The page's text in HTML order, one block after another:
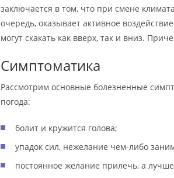
заключается в том, что при смене
очередь, оказывает активное
могут скакать как вверх, так и вниз.
Симптоматика
Рассмотрим основные болезненные
погода:
болит и кружится голова;
упадок сил, нежелание чем-либо
постоянное желание прилечь, а